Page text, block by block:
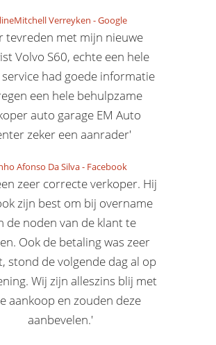
Verreyken -Google
tevreden met mijn nieuwe
Volvo S60, echte een hele
had goede informatie
een hele behulpzame
auto garage EM Auto
zeker een aanrader'
Afonso Da Silva- Facebook
zeer correcte verkoper. Hij
zijn best om bij overname
de noden van de klant te
Ook de betaling was zeer
stond de volgende dag al op
Wij zijn alleszins blij met
aankoop en zouden deze
aanbevelen.'